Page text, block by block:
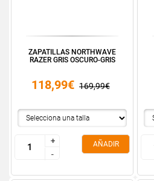
ZAPATILLAS NORTHWAVE
RAZER GRIS OSCURO-GRIS
118,99€ 169,99€
+
-
+
-
AÑADIR